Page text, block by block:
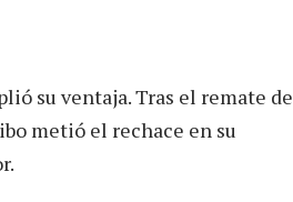
su ventaja. Tras el remate de
metió el rechace en su